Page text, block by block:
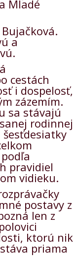
Mladé
a
cestách
i dospelosť,
zázemím.
sa stávajú
rodinnej
pravidiel
vidieku.
postavy z
len z
ktorú nik
priama